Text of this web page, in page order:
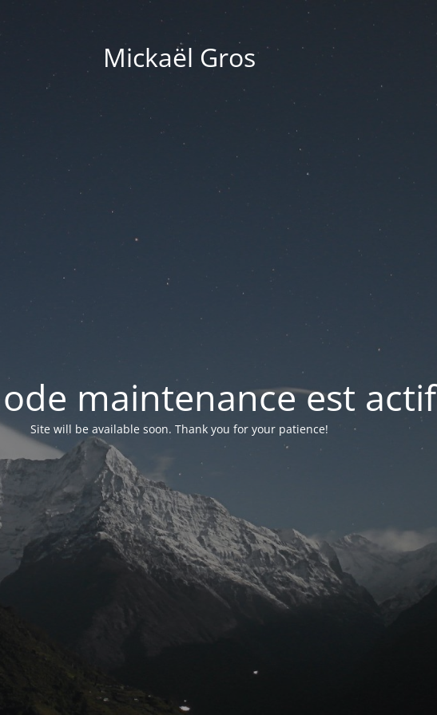
Mickaël Gros
maintenance est actif
Site will be available soon. Thank you for your patience!